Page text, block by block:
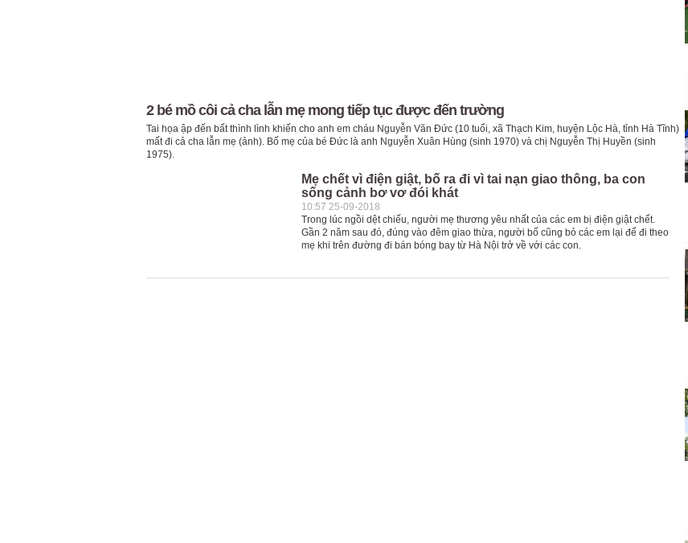
2 bé mồ côi cả cha lẫn mẹ mong tiếp tục được đến trường
Tai họa ập đến bất thình lình khiến cho anh em cháu Nguyễn Văn Đức (10 tuổi, xã Thạch Kim, huyện Lộc Hà, tỉnh Hà Tĩnh)
mất đi cả cha lẫn mẹ (ảnh). Bố mẹ của bé Đức là anh Nguyễn Xuân Hùng (sinh 1970) và chị Nguyễn Thị Huyền (sinh
1975).
Mẹ chết vì điện giật, bố ra đi vì tai nạn giao thông, ba con
sống cảnh bơ vơ đói khát
10:57 25-09-2018
Trong lúc ngồi dệt chiếu, người mẹ thương yêu nhất của các em bị điện giật chết.
Gần 2 năm sau đó, đúng vào đêm giao thừa, người bố cũng bỏ các em lại để đi theo
mẹ khi trên đường đi bán bóng bay từ Hà Nội trở về với các con.